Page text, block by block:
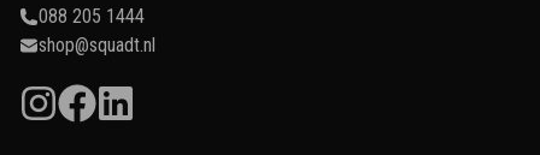
088 205 1444
shop@squadt.nl